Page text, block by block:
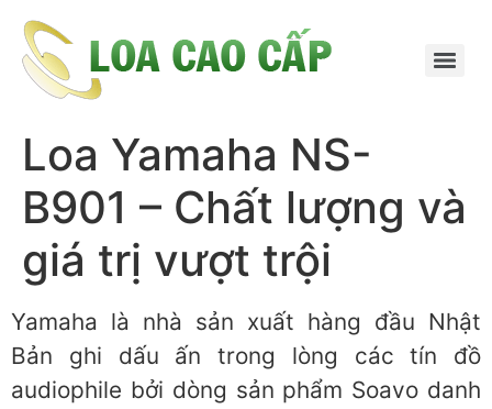
Loa Yamaha NS-
B901 – Chất lượng và
giá trị vượt trội
Yamaha là nhà sản xuất hàng đầu Nhật
Bản ghi dấu ấn trong lòng các tín đồ
audiophile bởi dòng sản phẩm Soavo danh